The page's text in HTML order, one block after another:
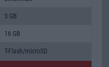
3 GB
16 GB
T-Flash/microSD